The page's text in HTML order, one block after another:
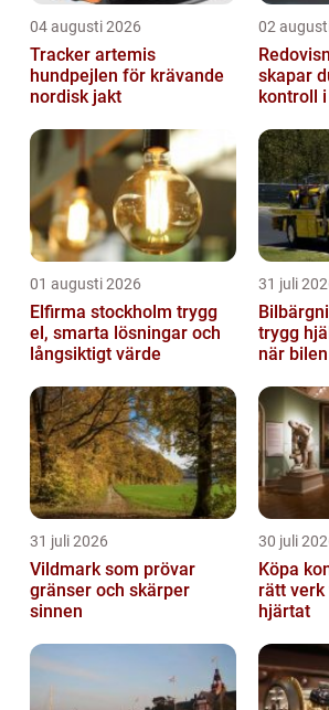
04 augusti 2026
Tracker artemis
hundpejlen för krävande
nordisk jakt
02
skapar
kontroll
01 augusti 2026
Elfirma stockholm trygg
el, smarta lösningar och
långsiktigt värde
31 juli
trygg
när
31 juli 2026
Vildmark som prövar
gränser och skärper
sinnen
30 juli
Köpa
rätt
hjärtat